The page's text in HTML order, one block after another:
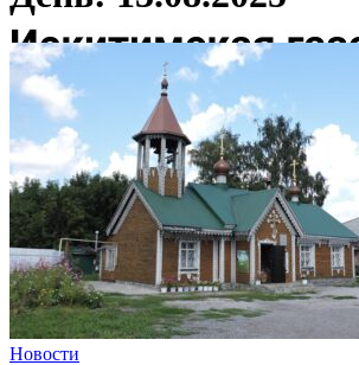
Новости